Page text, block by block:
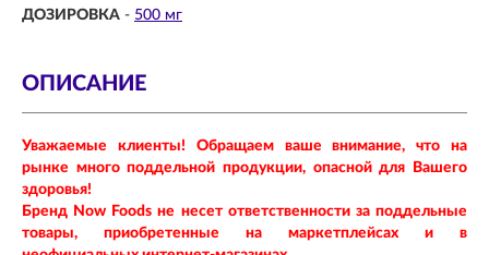
ДОЗИРОВКА - 500 мг
ОПИСАНИЕ
Уважаемые клиенты! Обращаем ваше внимание, что на
рынке много поддельной продукции, опасной для Вашего
здоровья!
Бренд Now Foods не несет ответственности за поддельные
товары, приобретенные на маркетплейсах и в